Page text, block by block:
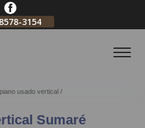
3154
piano usado vertical
Sumaré